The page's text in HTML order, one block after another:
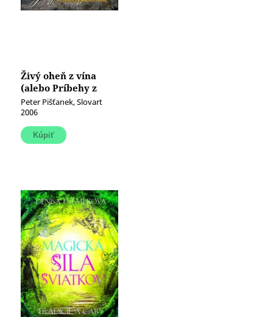
Živý oheň z vína
(alebo Príbehy z
koňakových pivníc)
Peter Pišťanek, Slovart
2006